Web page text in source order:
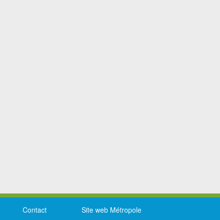
Contact Site web Métropole